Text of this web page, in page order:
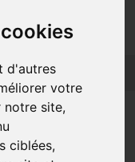
d'autres
votre
notre site,
ciblées,